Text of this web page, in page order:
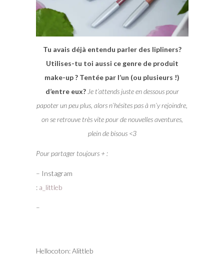
Tu avais déjà entendu parler des lipliners?
Utilises-tu toi aussi ce genre de produit
make-up ? Tentée par l’un (ou plusieurs !)
d’entre eux? Je t’attends juste en dessous pour
papoter un peu plus, alors n’hésites pas à m’y rejoindre,
on se retrouve très vite pour de nouvelles aventures,
plein de bisous <3
Pour partager toujours + :
– Instagram
: a_littleb
–
Hellocoton: Alittleb